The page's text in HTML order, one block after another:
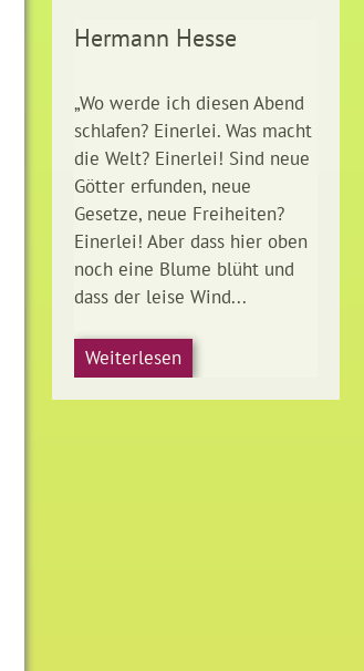
Hermann Hesse
„Wo werde ich diesen Abend
schlafen? Einerlei. Was macht
die Welt? Einerlei! Sind neue
Götter erfunden, neue
Gesetze, neue Freiheiten?
Einerlei! Aber dass hier oben
noch eine Blume blüht und
dass der leise Wind...
Weiterlesen